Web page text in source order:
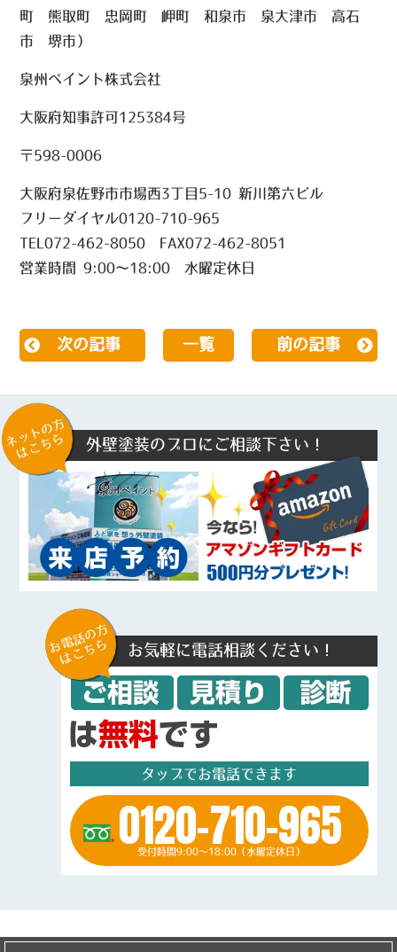
町 熊取町 忠岡町 岬町 和泉市 泉大津市 高石
市 堺市）
泉州ペイント株式会社
大阪府知事許可125384号
〒598-0006
大阪府泉佐野市市場西3丁目5-10 新川第六ビル
フリーダイヤル0120-710-965
TEL072-462-8050 FAX072-462-8051
営業時間 9:00～18:00 水曜定休日
次の記事 一覧 前の記事
ネットの方
はこちら 外壁塗装のプロにご相談下さい！
お電話の方
はこちら お気軽に電話相談ください！
タップでお電話できます
0120-710-965
受付時間9:00～18:00（水曜定休日）